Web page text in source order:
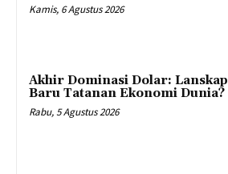
Kamis, 6 Agustus 2026
Akhir Dominasi Dolar: Lanskap
Baru Tatanan Ekonomi Dunia?
Rabu, 5 Agustus 2026